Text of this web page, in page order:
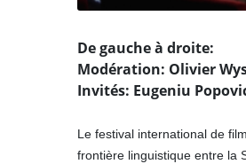
De gauche à droite:
Modération: Olivier
Invités: Eugeniu
Le festival international de
frontière linguistique entre la